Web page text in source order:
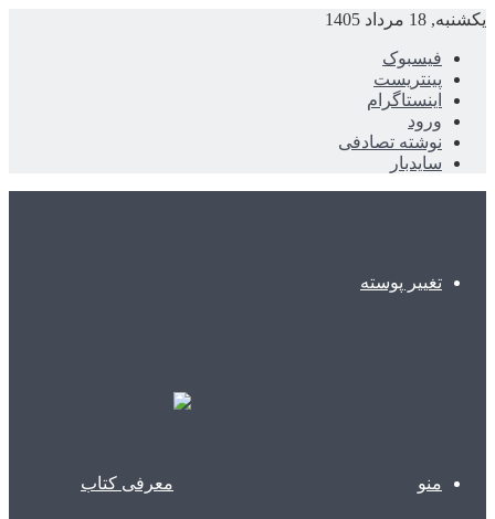
یکشنبه, 18 مرداد 1405
فیسبوک
پینتریست
اینستاگرام
ورود
نوشته تصادفی
سایدبار
تغییر پوسته
منو